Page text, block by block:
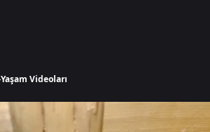
Yaşam Videoları